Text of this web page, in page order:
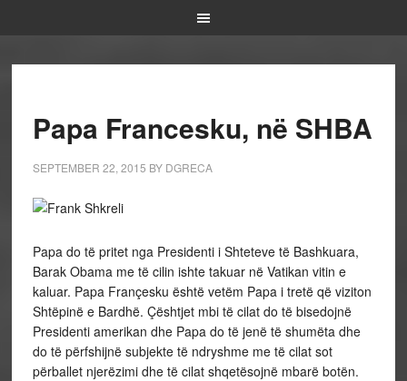
Papa Francesku, në SHBA
SEPTEMBER 22, 2015 BY DGRECA
Papa do të pritet nga Presidenti i Shteteve të Bashkuara,
Barak Obama me të cilin ishte takuar në Vatikan vitin e
kaluar. Papa Françesku është vetëm Papa i tretë që viziton
Shtëpinë e Bardhë. Çështjet mbi të cilat do të bisedojnë
Presidenti amerikan dhe Papa do të jenë të shumëta dhe
do të përfshijnë subjekte të ndryshme me të cilat sot
përballet njerëzimi dhe të cilat shqetësojnë mbarë botën.